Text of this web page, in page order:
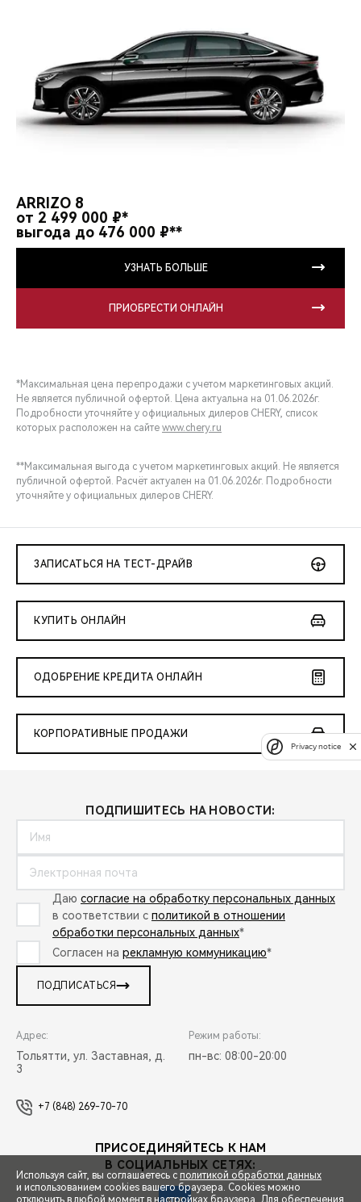
ARRIZO 8
от 2 499 000 ₽*
выгода до 476 000 ₽**
УЗНАТЬ БОЛЬШЕ
ПРИОБРЕСТИ ОНЛАЙН
*Максимальная цена перепродажи с учетом маркетинговых акций.
Не является публичной офертой. Цена актуальна на 01.06.2026г.
Подробности уточняйте у официальных дилеров CHERY, список
которых расположен на сайте www.chery.ru
**Максимальная выгода с учетом маркетинговых акций. Не является
публичной офертой. Расчёт актуален на 01.06.2026г. Подробности
уточняйте у официальных дилеров CHERY.
ЗАПИСАТЬСЯ НА ТЕСТ-ДРАЙВ
КУПИТЬ ОНЛАЙН
ОДОБРЕНИЕ КРЕДИТА ОНЛАЙН
КОРПОРАТИВНЫЕ ПРОДАЖИ
ПОДПИШИТЕСЬ НА НОВОСТИ:
Даю согласие на обработку персональных данных
в соответствии с политикой в отношении
обработки персональных данных*
Согласен на рекламную коммуникацию*
ПОДПИСАТЬСЯ
Адрес:
Тольятти, ул. Заставная, д.
3
Режим работы:
пн-вс: 08:00-20:00
+7 (848) 269-70-70
ПРИСОЕДИНЯЙТЕСЬ К НАМ
В СОЦИАЛЬНЫХ СЕТЯХ:
Используя сайт, вы соглашаетесь с политикой обработки данных
и использованием cookies вашего браузера. Cookies можно
отключить в любой момент в настройках браузера. Для обеспечения
Privacy notice